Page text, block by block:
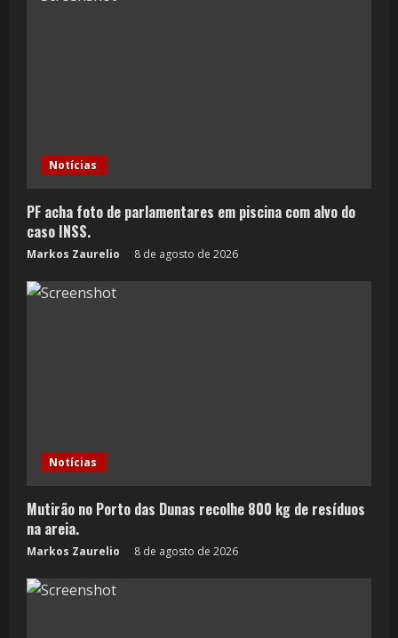
Notícias
PF acha foto de parlamentares em piscina com alvo do
caso INSS.
Markos Zaurelio 8 de agosto de 2026
Notícias
Mutirão no Porto das Dunas recolhe 800 kg de resíduos
na areia.
Markos Zaurelio 8 de agosto de 2026